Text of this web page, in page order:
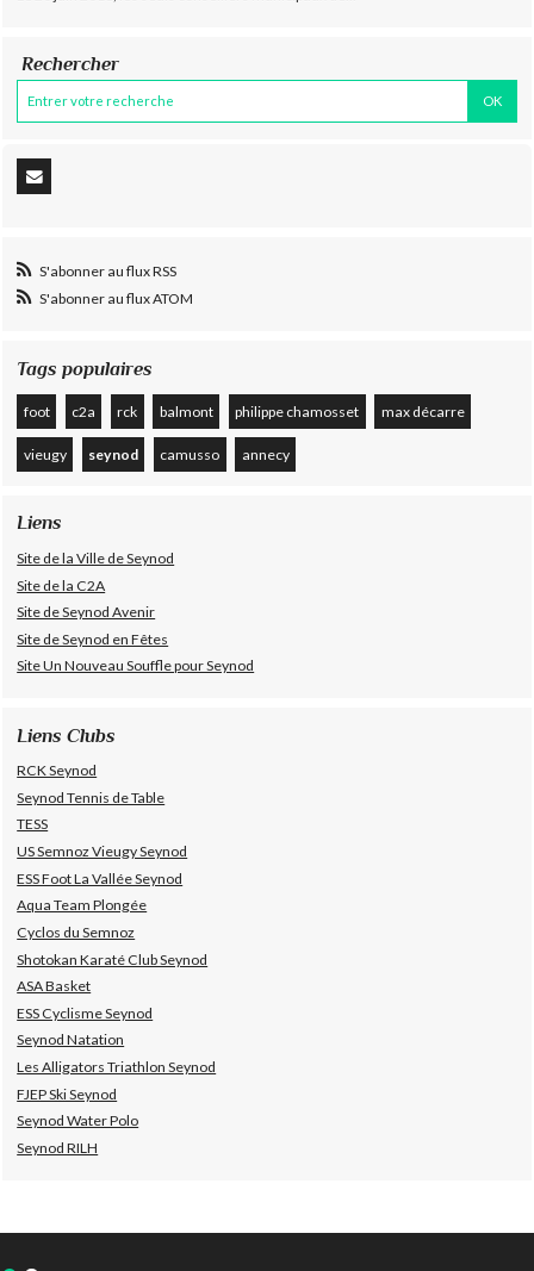
Rechercher
S'abonner au flux RSS
S'abonner au flux ATOM
Tags populaires
foot c2a rck balmont philippe chamosset max décarre
vieugy seynod camusso annecy
Liens
Site de la Ville de Seynod
Site de la C2A
Site de Seynod Avenir
Site de Seynod en Fêtes
Site Un Nouveau Souffle pour Seynod
Liens Clubs
RCK Seynod
Seynod Tennis de Table
TESS
US Semnoz Vieugy Seynod
ESS Foot La Vallée Seynod
Aqua Team Plongée
Cyclos du Semnoz
Shotokan Karaté Club Seynod
ASA Basket
ESS Cyclisme Seynod
Seynod Natation
Les Alligators Triathlon Seynod
FJEP Ski Seynod
Seynod Water Polo
Seynod RILH